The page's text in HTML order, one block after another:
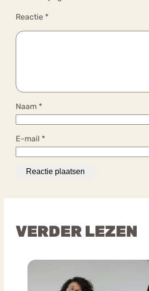
Reactie *
Naam *
E-mail *
VERDER LEZEN